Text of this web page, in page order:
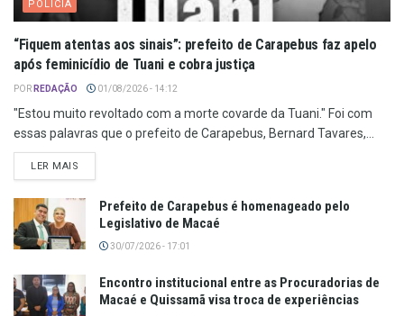
POLÍCIA
“Fiquem atentas aos sinais”: prefeito de Carapebus faz apelo
após feminicídio de Tuani e cobra justiça
POR REDAÇÃO 01/08/2026 - 14:12
"Estou muito revoltado com a morte covarde da Tuani." Foi com
essas palavras que o prefeito de Carapebus, Bernard Tavares,...
LER MAIS
Prefeito de Carapebus é homenageado pelo
Legislativo de Macaé
30/07/2026 - 17:01
Encontro institucional entre as Procuradorias de
Macaé e Quissamã visa troca de experiências